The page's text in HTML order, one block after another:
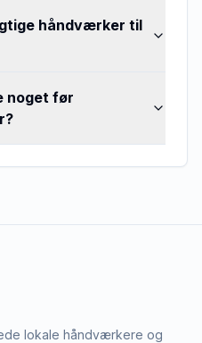
håndværker til
noget før
lokale håndværkere og